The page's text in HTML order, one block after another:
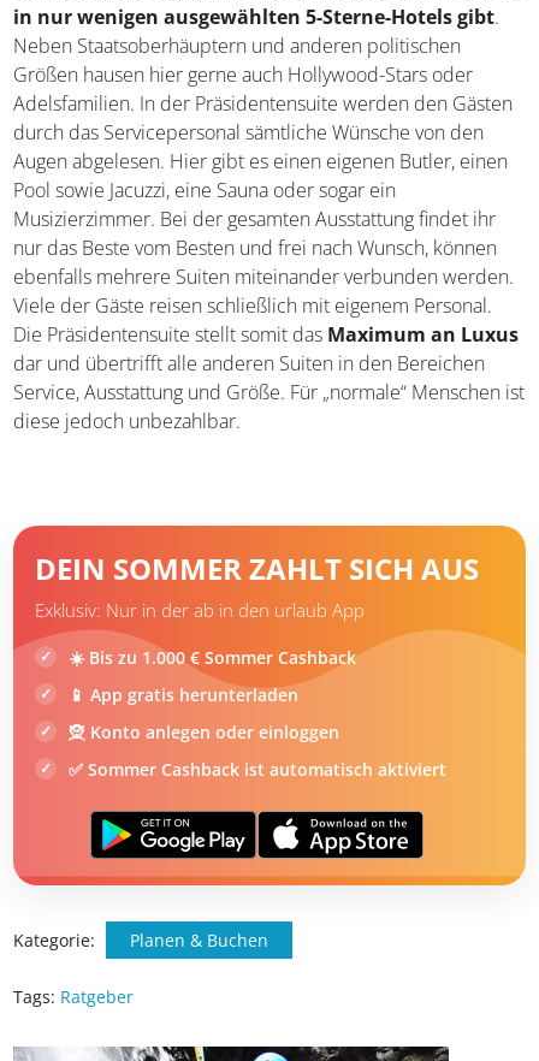
Wenn ihr denkt, damit sei bereits die Spitze der Treppe
erreicht, habt ihr euch getäuscht. Die oberste Stufe stellt
stattdessen die sogenannte Präsidentensuite dar, welche
esin nur wenigen ausgewählten 5-Sterne-Hotels
gibt. Neben Staatsoberhäuptern und anderen
politischen Größen hausen hier gerne auch Hollywood-
Stars oder Adelsfamilien. In der Präsidentensuite werden
den Gästen durch das Servicepersonal sämtliche
Wünsche von den Augen abgelesen. Hier gibt es einen
eigenen Butler, einen Pool sowie Jacuzzi, eine Sauna oder
sogar ein Musizierzimmer. Bei der gesamten Ausstattung
findet ihr nur das Beste vom Besten und frei nach
Wunsch, können ebenfalls mehrere Suiten miteinander
verbunden werden. Viele der Gäste reisen schließlich mit
eigenem Personal. Die Präsidentensuite stellt somit das
DEIN SOMMER ZAHLT SICH AUS
Exklusiv: Nur in der ab in den urlaub App
☀️ Bis zu 1.000 € Sommer Cashback
📱 App gratis herunterladen
🧝 Konto anlegen oder einloggen
✅ Sommer Cashback ist automatisch aktiviert